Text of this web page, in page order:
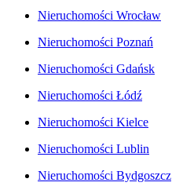
Nieruchomości Wrocław
Nieruchomości Poznań
Nieruchomości Gdańsk
Nieruchomości Łódź
Nieruchomości Kielce
Nieruchomości Lublin
Nieruchomości Bydgoszcz